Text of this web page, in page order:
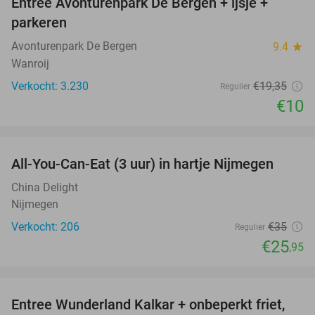
parkeren
Avonturenpark De Bergen 9.4 star
Wanroij
Verkocht: 3.230
Regulier €19,35
€10
26%
All-You-Can-Eat (3 uur) in hartje Nijmegen
China Delight
Nijmegen
Verkocht: 206
Regulier €35
€25,95
32%
Entree Wunderland Kalkar + onbeperkt friet,